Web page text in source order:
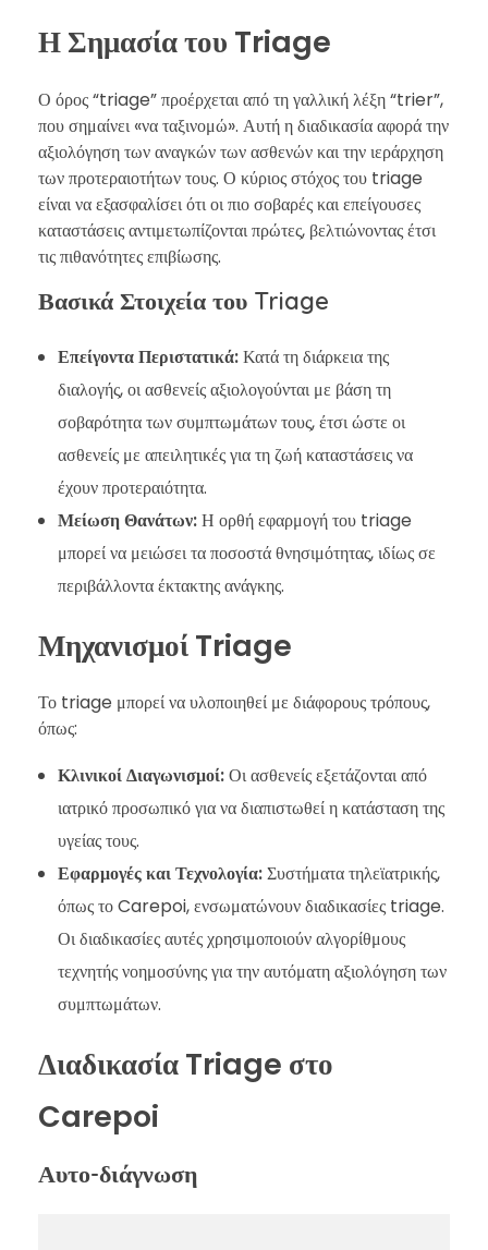
Η Σημασία του Triage
Ο όρος “triage” προέρχεται από τη γαλλική λέξη “trier”,
που σημαίνει «να ταξινομώ». Αυτή η διαδικασία αφορά την
αξιολόγηση των αναγκών των ασθενών και την ιεράρχηση
των προτεραιοτήτων τους. Ο κύριος στόχος του triage
είναι να εξασφαλίσει ότι οι πιο σοβαρές και επείγουσες
καταστάσεις αντιμετωπίζονται πρώτες, βελτιώνοντας έτσι
τις πιθανότητες επιβίωσης.
Βασικά Στοιχεία του Triage
Επείγοντα Περιστατικά:Κατά τη διάρκεια της
διαλογής, οι ασθενείς αξιολογούνται με βάση τη
σοβαρότητα των συμπτωμάτων τους, έτσι ώστε οι
ασθενείς με απειλητικές για τη ζωή καταστάσεις να
έχουν προτεραιότητα.
Μείωση Θανάτων:Η ορθή εφαρμογή του triage
μπορεί να μειώσει τα ποσοστά θνησιμότητας, ιδίως σε
περιβάλλοντα έκτακτης ανάγκης.
Μηχανισμοί Triage
Το triage μπορεί να υλοποιηθεί με διάφορους τρόπους,
όπως:
Κλινικοί Διαγωνισμοί:Οι ασθενείς εξετάζονται από
ιατρικό προσωπικό για να διαπιστωθεί η κατάσταση της
υγείας τους.
Εφαρμογές και Τεχνολογία:Συστήματα τηλεϊατρικής,
όπως το Carepoi, ενσωματώνουν διαδικασίες triage.
Οι διαδικασίες αυτές χρησιμοποιούν αλγορίθμους
τεχνητής νοημοσύνης για την αυτόματη αξιολόγηση των
συμπτωμάτων.
Διαδικασία Triage στο
Carepoi
Αυτο-διάγνωση